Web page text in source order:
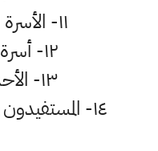
١١- الأسرة المعدومة الدخل.
١٢- أسرة النزيل والمودع.
١٣- الأحداث الحكومي.
١٤- المستفيدون في دور الدولة الايوائية.